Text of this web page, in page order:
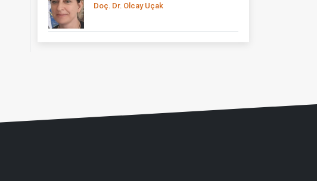
Doç. Dr. Olcay Uçak